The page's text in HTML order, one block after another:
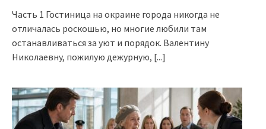
Часть 1 Гостиница на окраине города никогда не
отличалась роскошью, но многие любили там
останавливаться за уют и порядок. Валентину
Николаевну, пожилую дежурную, [...]